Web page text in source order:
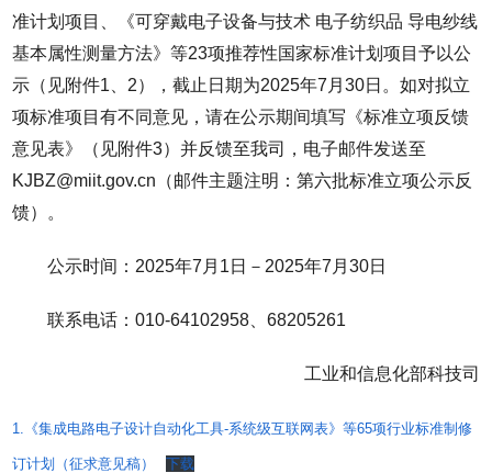
准计划项目、《可穿戴电子设备与技术 电子纺织品 导电纱线
基本属性测量方法》等23项推荐性国家标准计划项目予以公
示（见附件1、2），截止日期为2025年7月30日。如对拟立
项标准项目有不同意见，请在公示期间填写《标准立项反馈
意见表》（见附件3）并反馈至我司，电子邮件发送至
KJBZ@miit.gov.cn（邮件主题注明：第六批标准立项公示反
馈）。
公示时间：2025年7月1日－2025年7月30日
联系电话：010-64102958、68205261
工业和信息化部科技司
1.《集成电路电子设计自动化工具-系统级互联网表》等65项行业标准制修
订计划（征求意见稿） 下载